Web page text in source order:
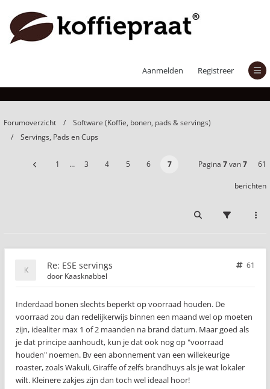
Aanmelden Registreer
Forumoverzicht
Software (Koffie, bonen, pads & servings)
Servings, Pads en Cups
1 … 3 4 5 6 7 Pagina 7van7 61
berichten
Re: ESE servings
61
door Kaasknabbel
Inderdaad bonen slechts beperkt op voorraad houden. De
voorraad zou dan redelijkerwijs binnen een maand wel op moeten
zijn, idealiter max 1 of 2 maanden na brand datum. Maar goed als
je dat principe aanhoudt, kun je dat ook nog op "voorraad
houden" noemen. Bv een abonnement van een willekeurige
roaster, zoals Wakuli, Giraffe of zelfs brandhuys als je wat lokaler
wilt. Kleinere zakjes zijn dan toch wel ideaal hoor!